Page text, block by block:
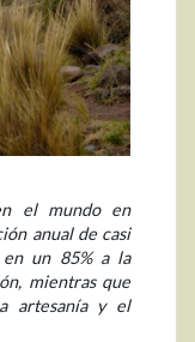
el mundo en
anual de casi
en un 85% a la
mientras que
artesanía y el